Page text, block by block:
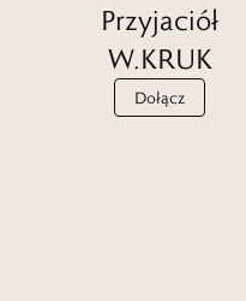
Przyjaciół
W.KRUK
Dołącz